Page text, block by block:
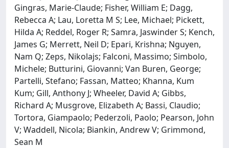
Gingras, Marie-Claude; Fisher, William E; Dagg,
Rebecca A; Lau, Loretta M S; Lee, Michael; Pickett,
Hilda A; Reddel, Roger R; Samra, Jaswinder S; Kench,
James G; Merrett, Neil D; Epari, Krishna; Nguyen,
Nam Q; Zeps, Nikolajs; Falconi, Massimo; Simbolo,
Michele; Butturini, Giovanni; Van Buren, George;
Partelli, Stefano; Fassan, Matteo; Khanna, Kum
Kum; Gill, Anthony J; Wheeler, David A; Gibbs,
Richard A; Musgrove, Elizabeth A; Bassi, Claudio;
Tortora, Giampaolo; Pederzoli, Paolo; Pearson, John
V; Waddell, Nicola; Biankin, Andrew V; Grimmond,
Sean M